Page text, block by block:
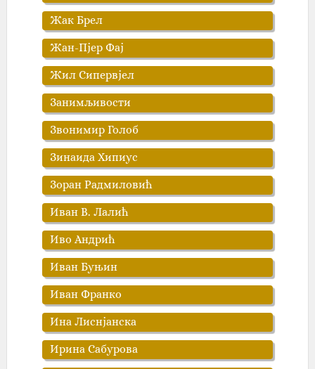
Жак Брел
Жан-Пјер Фај
Жил Сипервјел
Занимљивости
Звонимир Голоб
Зинаида Хипиус
Зоран Радмиловић
Иван В. Лалић
Иво Андрић
Иван Буњин
Иван Франко
Ина Лиснјанска
Ирина Сабурова